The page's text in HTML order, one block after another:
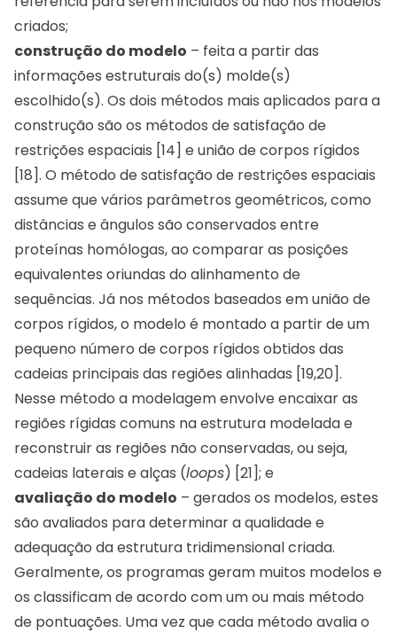
criados;
construção do modelo – feita a partir das
informações estruturais do(s) molde(s)
escolhido(s). Os dois métodos mais aplicados para a
construção são os métodos de satisfação de
restrições espaciais [14] e união de corpos rígidos
[18]. O método de satisfação de restrições espaciais
assume que vários parâmetros geométricos, como
distâncias e ângulos são conservados entre
proteínas homólogas, ao comparar as posições
equivalentes oriundas do alinhamento de
sequências. Já nos métodos baseados em união de
corpos rígidos, o modelo é montado a partir de um
pequeno número de corpos rígidos obtidos das
cadeias principais das regiões alinhadas [19,20].
Nesse método a modelagem envolve encaixar as
regiões rígidas comuns na estrutura modelada e
reconstruir as regiões não conservadas, ou seja,
cadeias laterais e alças (loops) [21]; e
avaliação do modelo – gerados os modelos, estes
são avaliados para determinar a qualidade e
adequação da estrutura tridimensional criada.
Geralmente, os programas geram muitos modelos e
os classificam de acordo com um ou mais método
de pontuações. Uma vez que cada método avalia o